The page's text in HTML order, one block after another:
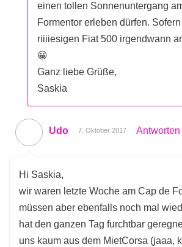
einen tollen Sonnenuntergang
Formentor erleben dürfen.
riiiiesigen Fiat 500 irgendwann
😀
Ganz liebe Grüße,
Saskia
Udo 7. Oktober 2017 Antworten
Hi Saskia,
wir waren letzte Woche am Cap de
müssen aber ebenfalls noch mal
hat den ganzen Tag furchtbar
uns kaum aus dem MietCorsa (jaaa,